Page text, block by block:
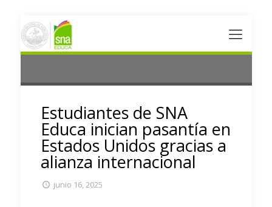
Estudiantes de SNA
Educa inician pasantía en
Estados Unidos gracias a
alianza internacional
junio 16, 2025